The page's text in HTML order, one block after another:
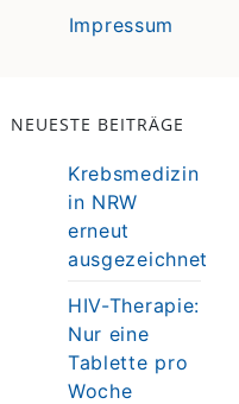
Impressum
NEUESTE BEITRÄGE
Krebsmedizin
in NRW
erneut
ausgezeichnet
HIV-Therapie:
Nur eine
Tablette pro
Woche